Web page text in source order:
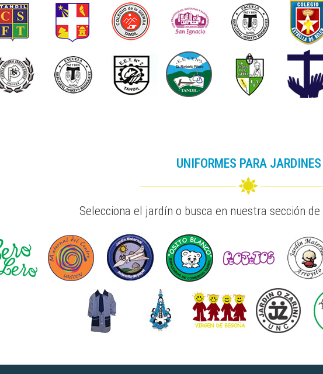
UNIFORMES PARA JARDINES
Selecciona el jardín o busca en nuestra sección de